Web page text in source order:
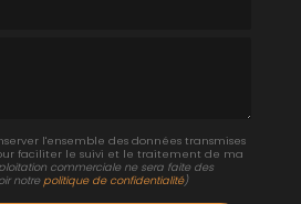
l'ensemble des données transmises
faciliter le suivi et le traitement de ma
commerciale ne sera faite des
notre politique de confidentialité)